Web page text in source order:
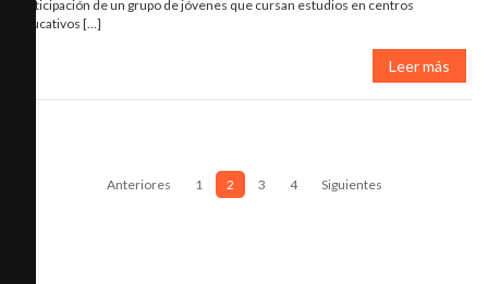
participación de un grupo de jóvenes que cursan estudios en centros
educativos […]
Leer más
Navegación
Anteriores 1 2 3 4 Siguientes